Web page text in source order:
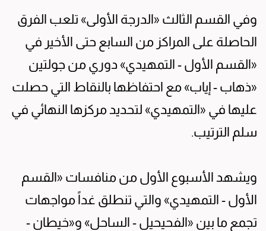
وفي القسم الثالث «الدرجة الأولى» تلعب الفرق
الحاصلة على المراكز من السابع حتى الأخير في
«القسم الأول - التمهيدي» دوري من جولتين
«ذهاب - إياب» مع احتفاظها بالنقاط التي حصلت
عليها في «التمهيدي» لتحديد مركزها النهائي في
سلم الترتيب.
ويشهد الأسبوع الأول من منافسات «القسم
الأول - التمهيدي» والتي تنطلق غداً مواجهات
تجمع ما بين «الفحيحيل - الساحل» و«خيطان -